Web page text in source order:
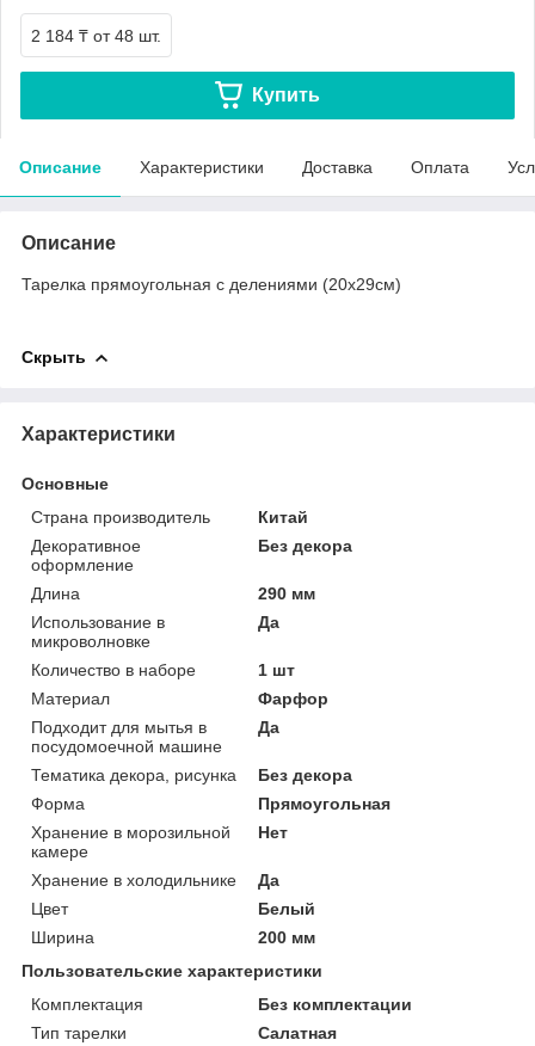
2 184 ₸ от 48 шт.
Купить
Описание Характеристики Доставка Оплата
Описание
Тарелка прямоугольная с делениями (20х29см)
Скрыть
Характеристики
Основные
Страна производитель
Китай
Декоративное
оформление
Без декора
Длина
290 мм
Использование в
микроволновке
Да
Количество в наборе
1 шт
Материал
Фарфор
Подходит для мытья в
посудомоечной машине
Да
Тематика декора, рисунка
Без декора
Форма
Прямоугольная
Хранение в морозильной
камере
Нет
Хранение в холодильнике
Да
Цвет
Белый
Ширина
200 мм
Пользовательские характеристики
Комплектация
Без комплектации
Тип тарелки
Салатная